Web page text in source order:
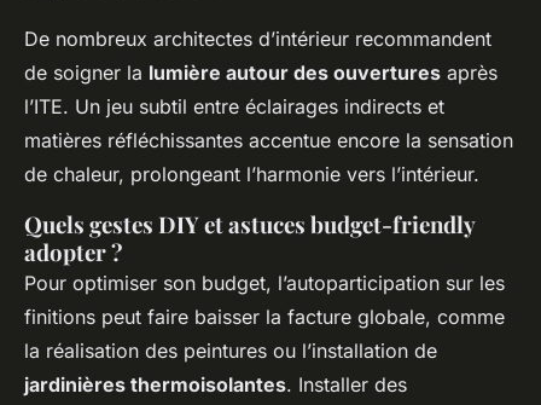
De nombreux architectes d’intérieur recommandent
de soigner la lumière autour des ouvertures après
l’ITE. Un jeu subtil entre éclairages indirects et
matières réfléchissantes accentue encore la sensation
de chaleur, prolongeant l’harmonie vers l’intérieur.
Quels gestes DIY et astuces budget-friendly
adopter ?
Pour optimiser son budget, l’autoparticipation sur les
finitions peut faire baisser la facture globale, comme
la réalisation des peintures ou l’installation de
jardinières thermoisolantes. Installer des